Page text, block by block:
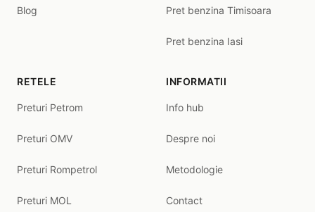
Blog Pret benzina Timisoara
Pret benzina Iasi
RETELE
Preturi Petrom
Preturi OMV
Preturi Rompetrol
Preturi MOL
INFORMATII
Info hub
Despre noi
Metodologie
Contact